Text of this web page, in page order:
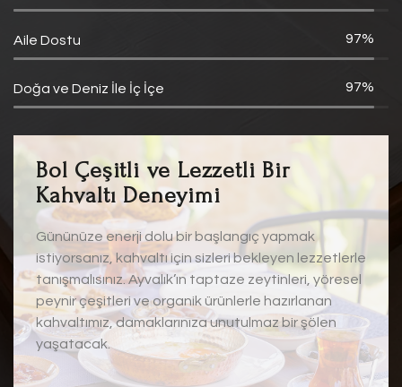
Aile Dostu 100%
Doğa ve Deniz İle İç İçe 100%
Bol Çeşitli ve Lezzetli Bir
Kahvaltı Deneyimi
Gününüze enerji dolu bir başlangıç yapmak
istiyorsanız, kahvaltı için sizleri bekleyen lezzetlerle
tanışmalısınız. Ayvalık’ın taptaze zeytinleri, yöresel
peynir çeşitleri ve organik ürünlerle hazırlanan
kahvaltımız, damaklarınıza unutulmaz bir şölen
yaşatacak.